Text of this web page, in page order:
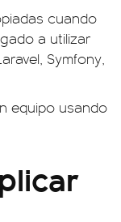
cuando
a utilizar
Symfony,
equipo usando